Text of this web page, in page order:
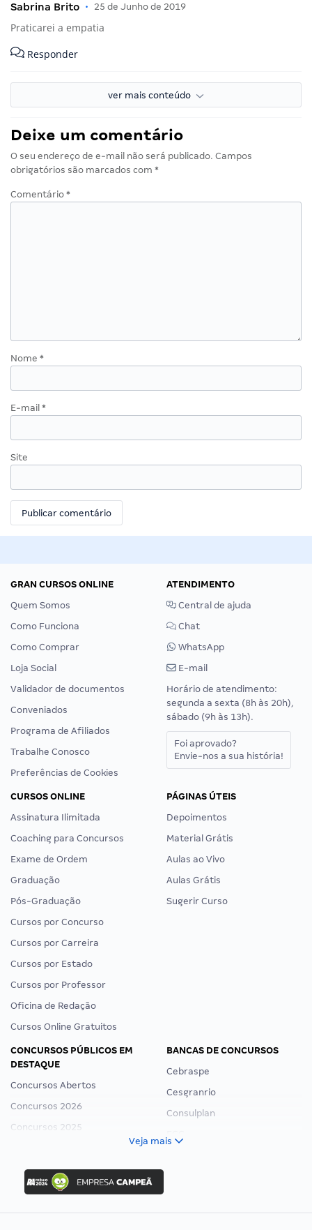
Sabrina Brito • 25 de Junho de 2019
Praticarei a empatia
Responder
ver mais conteúdo
Deixe um comentário
O seu endereço de e-mail não será publicado. Campos
obrigatórios são marcados com *
Comentário *
Nome *
E-mail *
Site
GRAN CURSOS ONLINE
Quem Somos
Como Funciona
Como Comprar
Loja Social
Validador de documentos
Conveniados
Programa de Afiliados
Trabalhe Conosco
Preferências de Cookies
ATENDIMENTO
Central de ajuda
Chat
WhatsApp
E-mail
Horário de atendimento:
segunda a sexta (8h às 20h),
sábado (9h às 13h).
Foi aprovado?
Envie-nos a sua história!
CURSOS ONLINE
Assinatura Ilimitada
Coaching para Concursos
Exame de Ordem
Graduação
Pós-Graduação
Cursos por Concurso
Cursos por Carreira
Cursos por Estado
Cursos por Professor
Oficina de Redação
Cursos Online Gratuitos
PÁGINAS ÚTEIS
Depoimentos
Material Grátis
Aulas ao Vivo
Aulas Grátis
Sugerir Curso
CONCURSOS PÚBLICOS EM
DESTAQUE
Concursos Abertos
Concursos 2026
Concursos 2025
Concurso Ibama
Concurso MPU
Editais publicados
BANCAS DE CONCURSOS
Cebraspe
Cesgranrio
Consulplan
Veja mais